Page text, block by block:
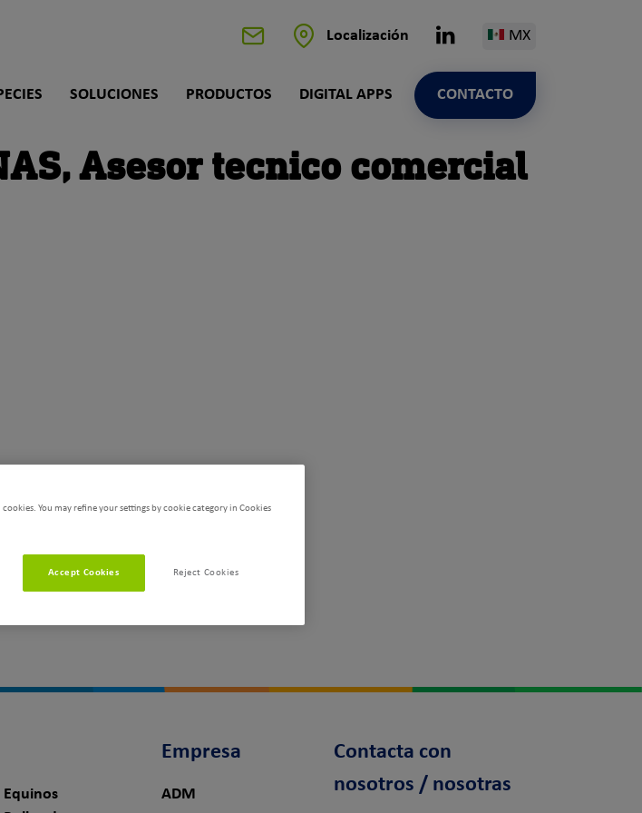
Contacto
Localización Linkedin MX
SOLUCIONES PRODUCTOS DIGITAL APPS CONTACTO
Asesor tecnico comercial
Equinos
Empresa
ADM
Contacta con
nosotros / nosotras
You may refine your settings by cookie category in Cookies
Reject Cookies
Accept Cookies